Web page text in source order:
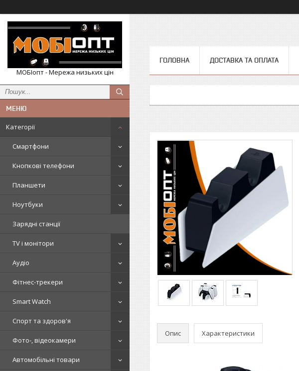
МОБІопт - Мережа низьких цін
Категорії
Смартфони
Кнопкові телефони
Планшети
Ноутбуки
Зарядні станції
TV і монітори
Аудіо
Фітнес-трекери
Smart Watch
Спорт та здоров'я
Фото-, відеокамери
Автомобільні товари
ГОЛОВНА ДОСТАВКА ТА ОПЛАТА
Опис Характеристики